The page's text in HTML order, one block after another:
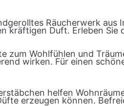
Räucherwerk aus
kräftigen Duft. Erleben Sie
zum Wohlfühlen und
wirken. Für einen
helfen
erzeugen können.